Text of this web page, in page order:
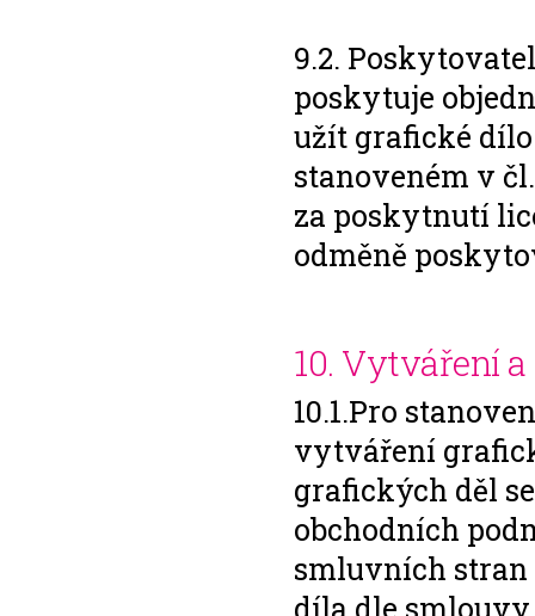
9.2.
poskytuje
užít grafické dílo
stanoveném v
za poskytnutí
odměně
10. Vytváření
10.1.Pro
vytváření
grafických děl
obchodních
smluvních